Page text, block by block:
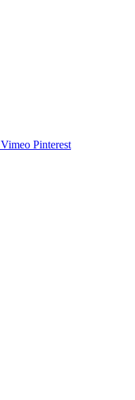
Vimeo Pinterest